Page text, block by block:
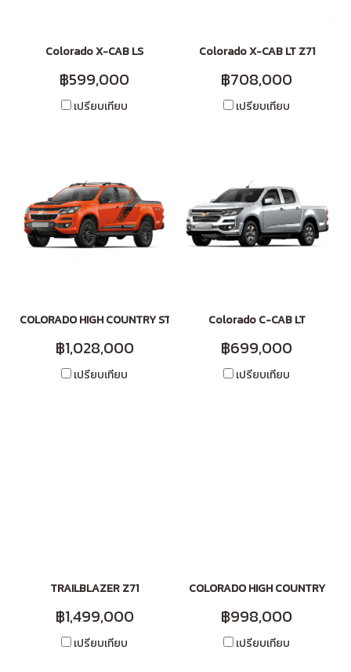
Colorado X-CAB LS
฿599,000
เปรียบเทียบ
Colorado X-CAB LT Z71
฿708,000
เปรียบเทียบ
COLORADO HIGH COUNTRY STORM
฿1,028,000
เปรียบเทียบ
Colorado C-CAB LT
฿699,000
เปรียบเทียบ
TRAILBLAZER Z71
฿1,499,000
เปรียบเทียบ
COLORADO HIGH COUNTRY
฿998,000
เปรียบเทียบ